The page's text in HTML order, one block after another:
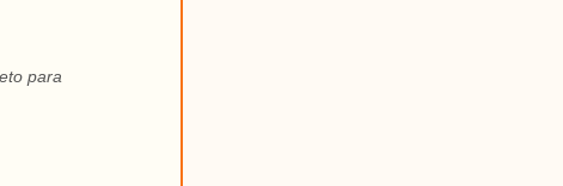
para